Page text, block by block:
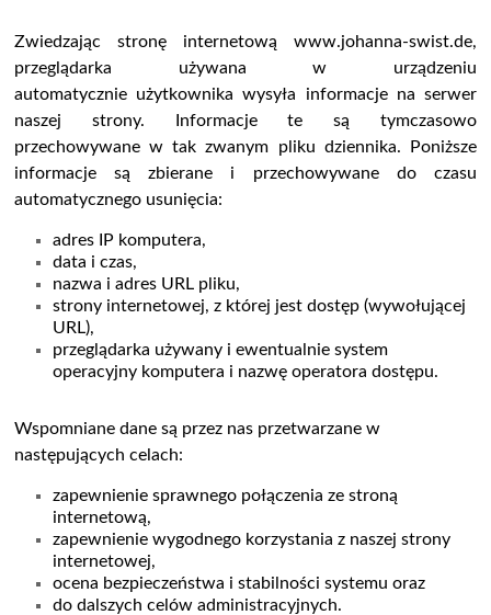
Zwiedzając stronę internetową www.johanna-swist.de,
przeglądarka używana w urządzeniu
automatycznie użytkownika wysyła informacje na serwer
naszej strony. Informacje te są tymczasowo
przechowywane w tak zwanym pliku dziennika. Poniższe
informacje są zbierane i przechowywane do czasu
automatycznego usunięcia:
adres IP komputera,
data i czas,
nazwa i adres URL pliku,
strony internetowej, z której jest dostęp (wywołującej
URL),
przeglądarka używany i ewentualnie system
operacyjny komputera i nazwę operatora dostępu.
Wspomniane dane są przez nas przetwarzane w
następujących celach:
zapewnienie sprawnego połączenia ze stroną
internetową,
zapewnienie wygodnego korzystania z naszej strony
internetowej,
ocena bezpieczeństwa i stabilności systemu oraz
do dalszych celów administracyjnych.